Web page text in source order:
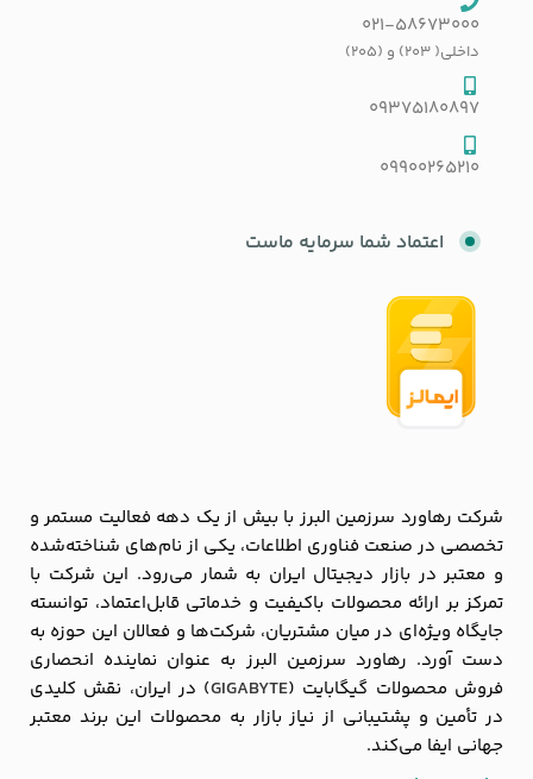
021-58673000
داخلی( 203) و (205)
09375180897
09900265210
اعتماد شما سرمایه ماست
شرکت رهاورد سرزمین البرز با بیش از یک دهه فعالیت مستمر و
تخصصی در صنعت فناوری اطلاعات، یکی از نام‌های شناخته‌شده
و معتبر در بازار دیجیتال ایران به شمار می‌رود. این شرکت با
تمرکز بر ارائه محصولات باکیفیت و خدماتی قابل‌اعتماد، توانسته
جایگاه ویژه‌ای در میان مشتریان، شرکت‌ها و فعالان این حوزه به
دست آورد. رهاورد سرزمین البرز به عنوان نماینده انحصاری
فروش محصولات گیگابایت (GIGABYTE) در ایران، نقش کلیدی
در تأمین و پشتیبانی از نیاز بازار به محصولات این برند معتبر
جهانی ایفا می‌کند.